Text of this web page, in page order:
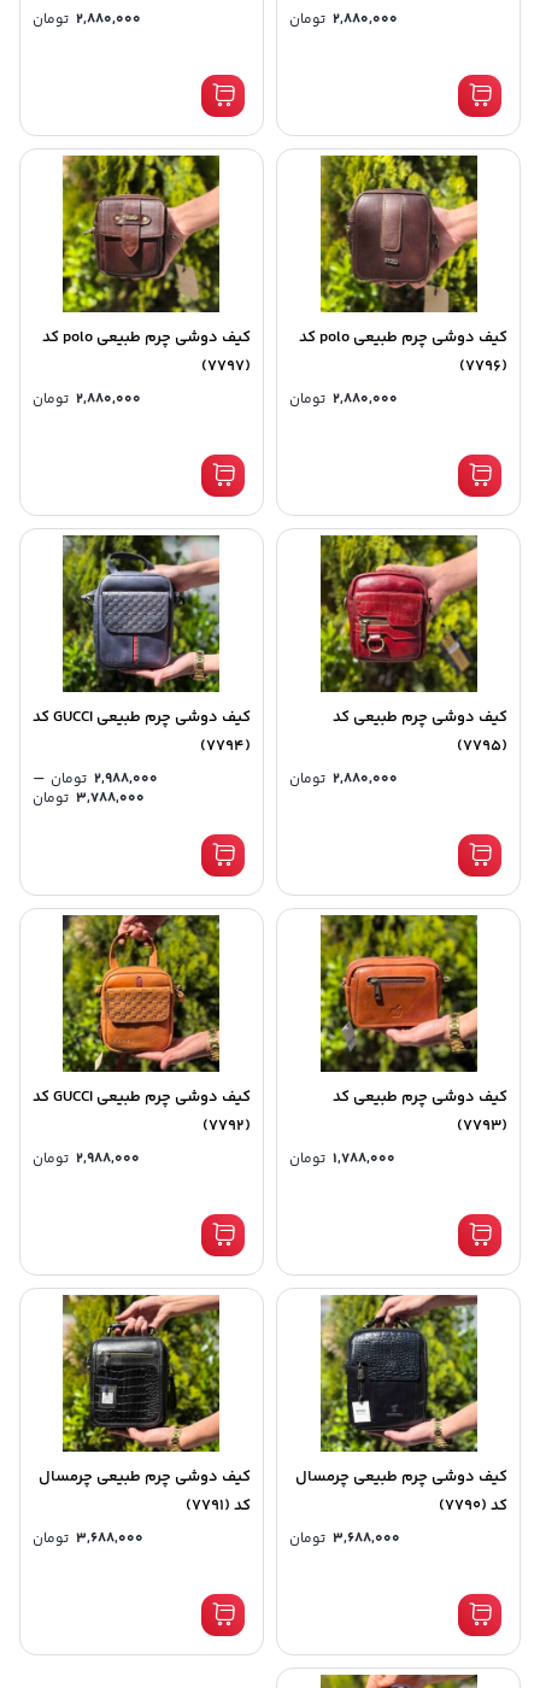
2,880,000 تومان 2,880,000 تومان
کیف دوشی چرم طبیعی polo کد
(7796)
2,880,000 تومان
کیف دوشی چرم طبیعی polo کد
(7797)
2,880,000 تومان
کیف دوشی چرم طبیعی کد
(7795)
2,880,000 تومان
کیف دوشی چرم طبیعی GUCCI کد
(7794)
2,988,000 تومان –
3,788,000 تومان
کیف دوشی چرم طبیعی کد
(7793)
1,788,000 تومان
کیف دوشی چرم طبیعی GUCCI کد
(7792)
2,988,000 تومان
کیف دوشی چرم طبیعی چرمسال
کد (7790)
3,688,000 تومان
کیف دوشی چرم طبیعی چرمسال
کد (7791)
3,688,000 تومان